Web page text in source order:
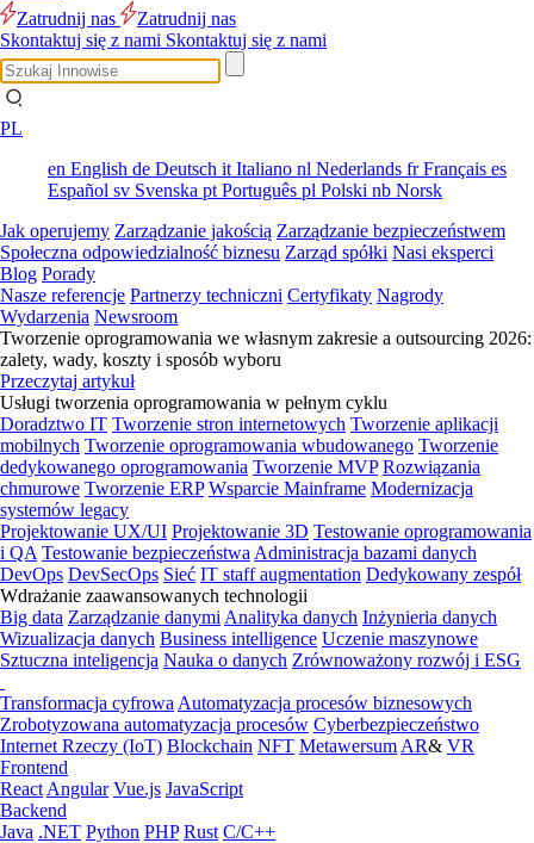
Zatrudnij nas
Zatrudnij nas
Skontaktuj się z nami Skontaktuj się z nami
PL
en English de Deutsch it Italiano nl Nederlands frFrançais es
Español sv Svenska pt Português pl Polski nb Norsk
Jak operujemy Zarządzanie jakością Zarządzanie bezpieczeństwem
Społeczna odpowiedzialność biznesu Zarząd spółki Nasi eksperci
Blog Porady
Nasze referencje Partnerzy techniczni Certyfikaty Nagrody
Wydarzenia Newsroom
Tworzenie oprogramowania we własnym zakresie a outsourcing 2026:
zalety, wady, koszty i sposób wyboru
Przeczytaj artykuł
Usługi tworzenia oprogramowania w pełnym cyklu
Doradztwo IT Tworzenie stron internetowych Tworzenie aplikacji
mobilnych Tworzenie oprogramowania wbudowanego Tworzenie
dedykowanego oprogramowania Tworzenie MVP Rozwiązania
chmurowe Tworzenie ERP Wsparcie Mainframe Modernizacja
systemów legacy
Projektowanie UX/UI Projektowanie 3D Testowanie oprogramowania
i QA Testowanie bezpieczeństwa Administracja bazami danych
DevOps DevSecOps Sieć IT staff augmentation Dedykowany zespół
Wdrażanie zaawansowanych technologii
Big data Zarządzanie danymi Analityka danych Inżynieria danych
Wizualizacja danych Business intelligence Uczenie maszynowe
Sztuczna inteligencja Nauka o danych Zrównoważony rozwój i ESG
Transformacja cyfrowa Automatyzacja procesów biznesowych
Zrobotyzowana automatyzacja procesów Cyberbezpieczeństwo
Internet Rzeczy (IoT) Blockchain NFT Metawersum AR& VR
Frontend
React Angular Vue.js JavaScript
Backend
Java .NET Python PHP Rust C/C++